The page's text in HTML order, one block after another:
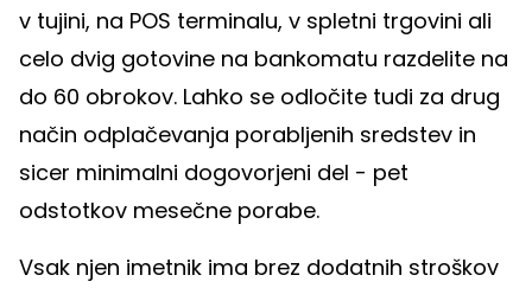
v tujini, na POS terminalu, v spletni trgovini ali
celo dvig gotovine na bankomatu razdelite na
do 60 obrokov. Lahko se odločite tudi za drug
način odplačevanja porabljenih sredstev in
sicer minimalni dogovorjeni del - pet
odstotkov mesečne porabe.
Vsak njen imetnik ima brez dodatnih stroškov